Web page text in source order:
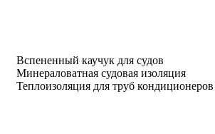
Вспененный каучук для судов
Минераловатная судовая изоляция
Теплоизоляция для труб кондиционеров